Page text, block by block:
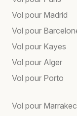
Vol pour Madrid
Vol pour
Vol pour Kayes
Vol pour Alger
Vol pour Porto
Vol pour